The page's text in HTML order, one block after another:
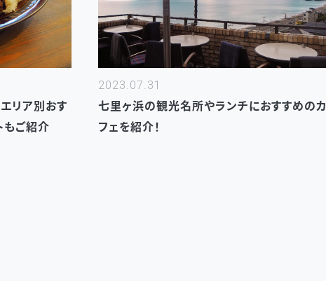
リア別おす
もご紹介
2023.07.31
七里ヶ浜の観光名所やランチにおすすめのカ
フェを紹介！